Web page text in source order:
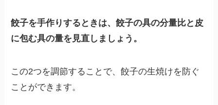
餃子を手作りするときは、餃子の具の分量比と皮
に包む具の量を見直しましょう。
この2つを調節することで、餃子の生焼けを防ぐ
ことができます。